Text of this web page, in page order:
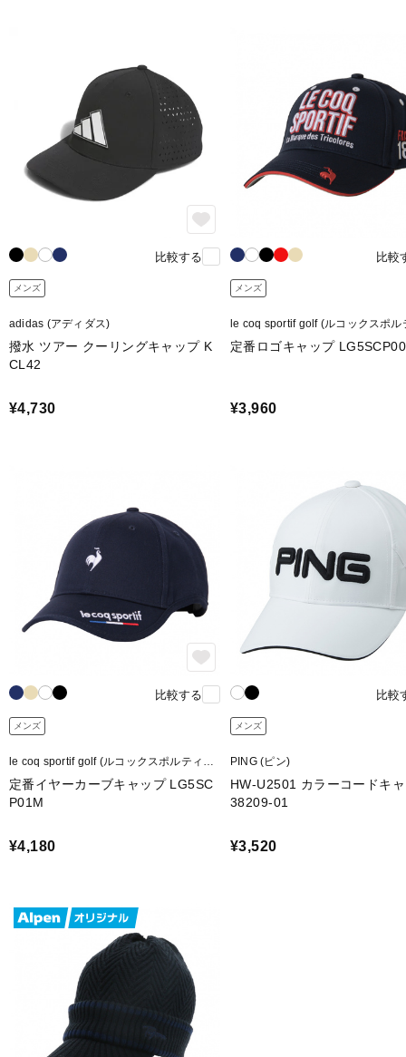
比較する
メンズ
adidas (アディダス)
撥水 ツアー クーリングキャップ K
CL42
¥4,730
比較
メンズ
le coq sportif golf (ルコックスポル
ゴルフ)
定番ロゴキャップ
¥3,960
比較する
メンズ
le coq sportif golf (ルコックスポルティフ
ゴルフ)
定番イヤーカーブキャップ LG5SC
P01M
¥4,180
比較
メンズ
PING (ピン)
HW-U2501 カラーコードキ
38209-01
¥3,520